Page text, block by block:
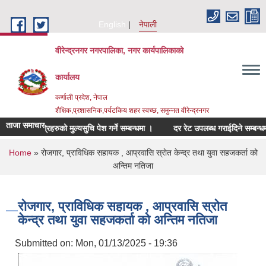
English
नेपाली
वीरेन्द्रनगर नगरपालिका, नगर कार्यपालिकाको
कार्यालय
कर्णाली प्रदेश, नेपाल
शैक्षिक,प्रशासनिक,पर्यटकिय शहर स्वच्छ, समुन्नत वीरेन्द्रनगर
ताजा समाचार
सामाग्रिहरुको मुल्यसुचि पेश गर्ने सम्बन्धमा । दर रेट उपलब्ध गराईदिने सम्बन्धमा ।
You are here
Home» रोजगार, प्राविधिक सहायक , आप्रवासि स्राेत केन्द्र तथा युवा सहजकर्ता को
अन्तिम नतिजा
रोजगार, प्राविधिक सहायक , आप्रवासि स्राेत
केन्द्र तथा युवा सहजकर्ता को अन्तिम नतिजा
Submitted on: Mon, 01/13/2025 - 19:36